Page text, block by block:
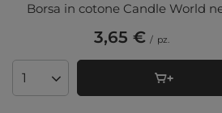
Borsa in cotone Candle World
3,65 € / pz.
Quantità di prodotti